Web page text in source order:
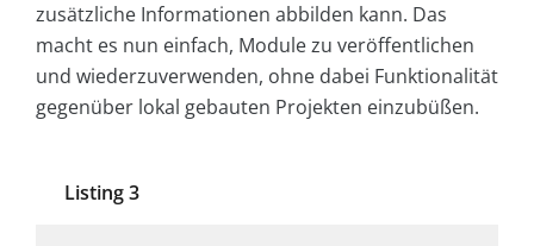
zusätzliche Informationen abbilden kann. Das
macht es nun einfach, Module zu veröffentlichen
und wiederzuverwenden, ohne dabei Funktionalität
gegenüber lokal gebauten Projekten einzubüßen.
Listing 3